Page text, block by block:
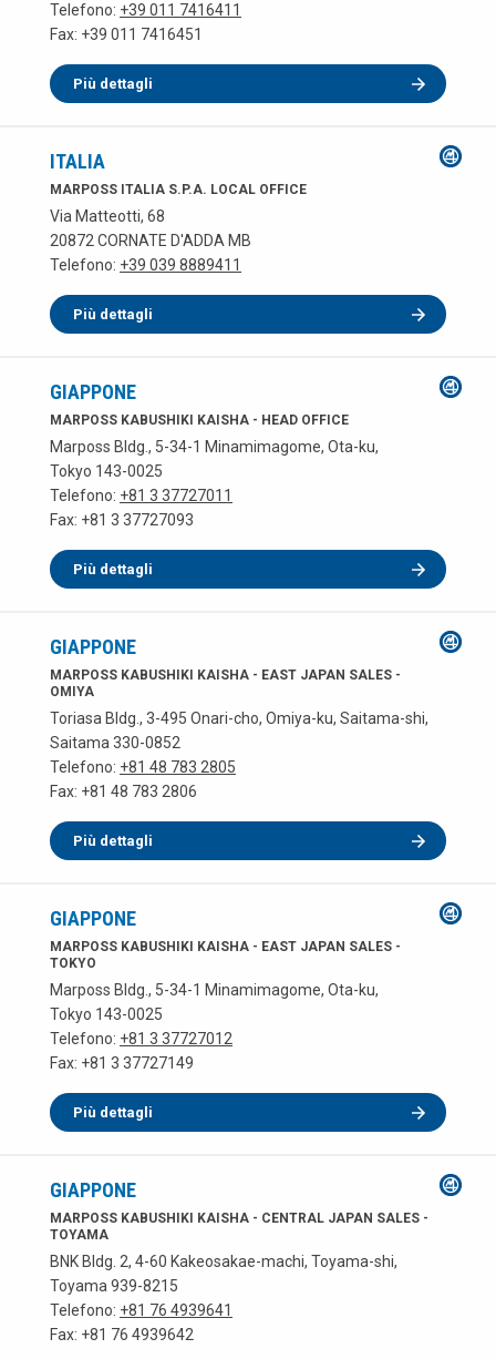
Telefono: +39 011 7416411
Fax: +39 011 7416451
Più dettagli
ITALIA
MARPOSS ITALIA S.P.A. LOCAL OFFICE
Via Matteotti, 68
20872 CORNATE D'ADDA MB
Telefono: +39 039 8889411
Più dettagli
GIAPPONE
MARPOSS KABUSHIKI KAISHA - HEAD OFFICE
Marposs Bldg., 5-34-1 Minamimagome, Ota-ku,
Tokyo 143-0025
Telefono: +81 3 37727011
Fax: +81 3 37727093
Più dettagli
GIAPPONE
MARPOSS KABUSHIKI KAISHA - EAST JAPAN SALES -
OMIYA
Toriasa Bldg., 3-495 Onari-cho, Omiya-ku, Saitama-shi,
Saitama 330-0852
Telefono: +81 48 783 2805
Fax: +81 48 783 2806
Più dettagli
GIAPPONE
MARPOSS KABUSHIKI KAISHA - EAST JAPAN SALES -
TOKYO
Marposs Bldg., 5-34-1 Minamimagome, Ota-ku,
Tokyo 143-0025
Telefono: +81 3 37727012
Fax: +81 3 37727149
Più dettagli
GIAPPONE
MARPOSS KABUSHIKI KAISHA - CENTRAL JAPAN SALES -
TOYAMA
BNK Bldg. 2, 4-60 Kakeosakae-machi, Toyama-shi,
Toyama 939-8215
Telefono: +81 76 4939641
Fax: +81 76 4939642